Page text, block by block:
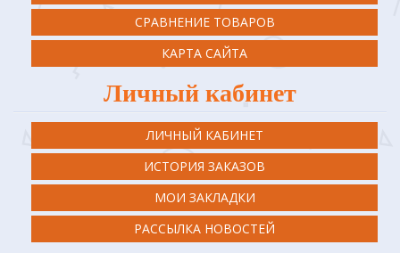
СРАВНЕНИЕ ТОВАРОВ
КАРТА САЙТА
Личный кабинет
ЛИЧНЫЙ КАБИНЕТ
ИСТОРИЯ ЗАКАЗОВ
МОИ ЗАКЛАДКИ
РАССЫЛКА НОВОСТЕЙ